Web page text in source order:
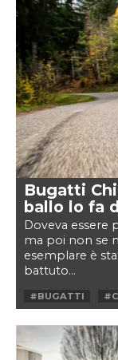
Bugatti
ballo lo fa
Doveva essere
ma poi non se
esemplare è
battuto...
#BUGATTI
#PROFILÉE